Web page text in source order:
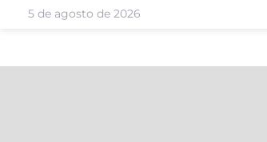
fenómenos extremos. Para la
5 de agosto de 2026